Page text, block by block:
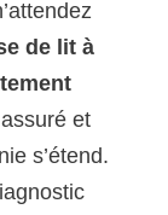
de lit à
et
s’étend.